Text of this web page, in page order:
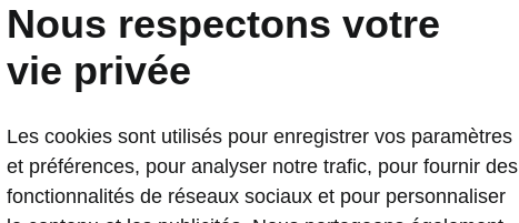
Nous respectons votre
vie privée
Les cookies sont utilisés pour enregistrer vos paramètres
et préférences, pour analyser notre trafic, pour fournir des
fonctionnalités de réseaux sociaux et pour personnaliser